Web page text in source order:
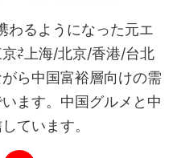
わるようになった元エ
⇄上海/北京/香港/台北
ら中国富裕層向けの需
ます。中国グルメと中
ています。